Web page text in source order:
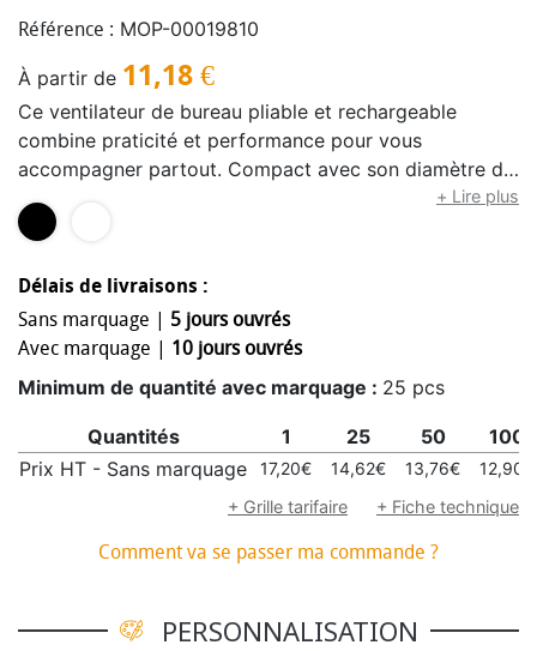
Référence : MOP-00019810
À partir de 11,18 €
Ce ventilateur de bureau pliable et rechargeable
combine praticité et performance pour vous
accompagner partout. Compact avec son diamètre de
15 cm, il se plie facilement pour un transport nomade,
idéal au bureau, en déplacement ou à la maison. Doté
de ventilation, tandis que son minuteur intégré (1 h, 2
h, 4 h ou 8 h) permet une utilisation confortable et
maîtrisée, même la nuit. Sa batterie lithium
d’autonomie, avec un temps de charge rapide de 3,5
heures via le câble USB-A vers USB-C inclus. Pensé
pour un usage quotidien, il est équipé d’un socle
antidérapant assurant une parfaite stabilité sur toutes
les surfaces. Un ventilateur compact, fiable et ultra
pratique pour rester au frais en toute simplicité.
+ Lire plus
Délais de livraisons :
Sans marquage | 5 jours ouvrés
Avec marquage | 10 jours ouvrés
Minimum de quantité avec marquage : 25 pcs
Quantités 1 25 50
100
Prix HT - Sans marquage
17,20€ 14,62€ 13,76€
12,90€
+ Grille tarifaire
+ Fiche technique
Comment va se passer ma commande ?
PERSONNALISATION